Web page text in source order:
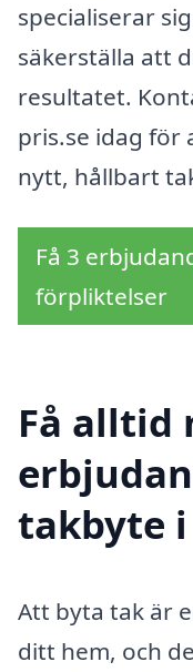
specialiserar
säkerställa att
resultatet.
pris.se idag för
nytt, hållbart
Få 3
förpliktelser
Få alltid
takbyte
Att byta tak är
ditt hem, och